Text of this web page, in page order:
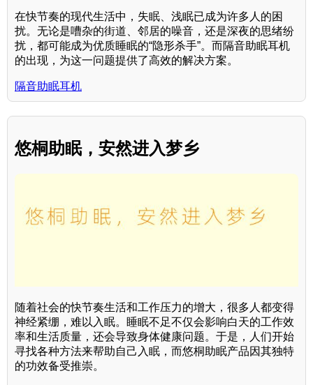
在快节奏的现代生活中，失眠、浅眠已成为许多人的困
扰。无论是嘈杂的街道、邻居的噪音，还是深夜的思绪纷
扰，都可能成为优质睡眠的“隐形杀手”。而隔音助眠耳机
的出现，为这一问题提供了高效的解决方案。
隔音助眠耳机
悠桐助眠，安然进入梦乡
随着社会的快节奏生活和工作压力的增大，很多人都变得
神经紧绷，难以入眠。睡眠不足不仅会影响白天的工作效
率和生活质量，还会导致身体健康问题。于是，人们开始
寻找各种方法来帮助自己入眠，而悠桐助眠产品因其独特
的功效备受推崇。